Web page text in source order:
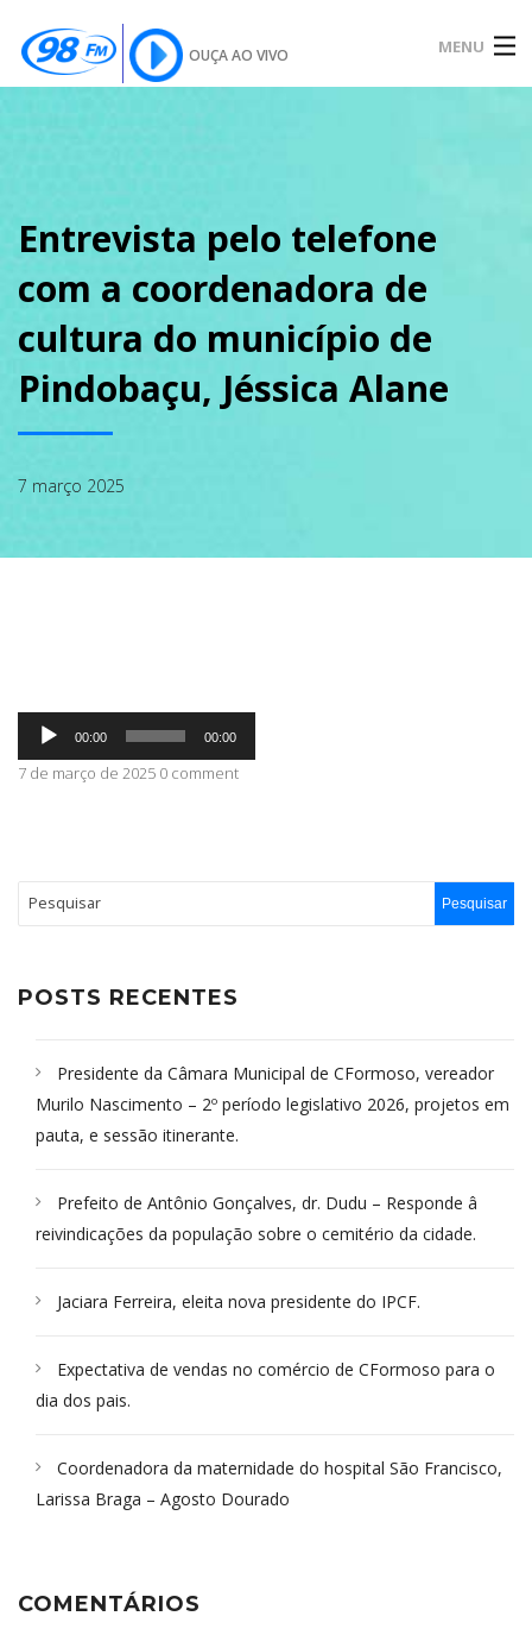
OUÇA AO VIVO MENU
SOBRE
PODCAST
GALERIA
Entrevista pelo telefone
com a coordenadora de
cultura do município de
Pindobaçu, Jéssica Alane
7 março 2025
Tocador
áudio
00:00 00:00
7 de março de 2025 0 comment
POSTS RECENTES
Presidente da Câmara Municipal de CFormoso, vereador
Murilo Nascimento – 2º período legislativo 2026, projetos em
pauta, e sessão itinerante.
Prefeito de Antônio Gonçalves, dr. Dudu – Responde â
reivindicações da população sobre o cemitério da cidade.
Jaciara Ferreira, eleita nova presidente do IPCF.
Expectativa de vendas no comércio de CFormoso para o
dia dos pais.
Coordenadora da maternidade do hospital São Francisco,
Larissa Braga – Agosto Dourado
COMENTÁRIOS